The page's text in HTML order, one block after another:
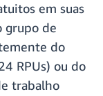
em suas
grupo de
do
RPUs) ou do
trabalho